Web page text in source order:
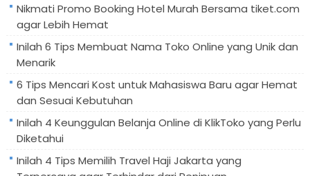
Nikmati Promo Booking Hotel Murah Bersama tiket.com
agar Lebih Hemat
Inilah 6 Tips Membuat Nama Toko Online yang Unik dan
Menarik
6 Tips Mencari Kost untuk Mahasiswa Baru agar Hemat
dan Sesuai Kebutuhan
Inilah 4 Keunggulan Belanja Online di KlikToko yang Perlu
Diketahui
Inilah 4 Tips Memilih Travel Haji Jakarta yang